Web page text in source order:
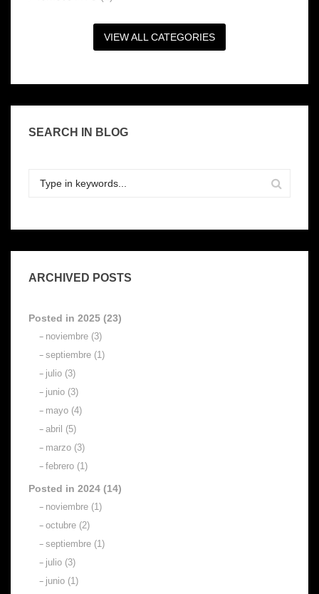
VIEW ALL CATEGORIES
SEARCH IN BLOG
ARCHIVED POSTS
Posted in 2025 (23)
noviembre (3)
septiembre (1)
julio (3)
junio (3)
mayo (4)
abril (5)
marzo (3)
febrero (1)
Posted in 2024 (14)
noviembre (1)
octubre (2)
septiembre (1)
julio (3)
junio (1)